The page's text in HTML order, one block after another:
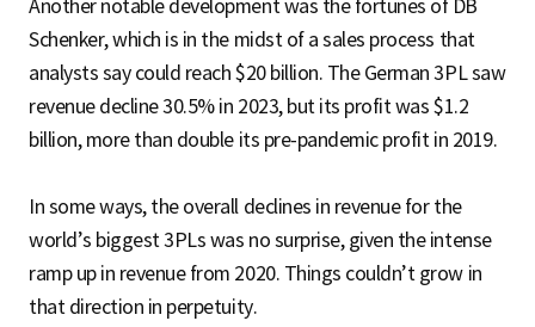
Another notable development was the fortunes of DB
Schenker, which is in the midst of a sales process that
analysts say could reach $20 billion. The German 3PL saw
revenue decline 30.5% in 2023, but its profit was $1.2
billion, more than double its pre-pandemic profit in 2019.
In some ways, the overall declines in revenue for the
world’s biggest 3PLs was no surprise, given the intense
ramp up in revenue from 2020. Things couldn’t grow in
that direction in perpetuity.